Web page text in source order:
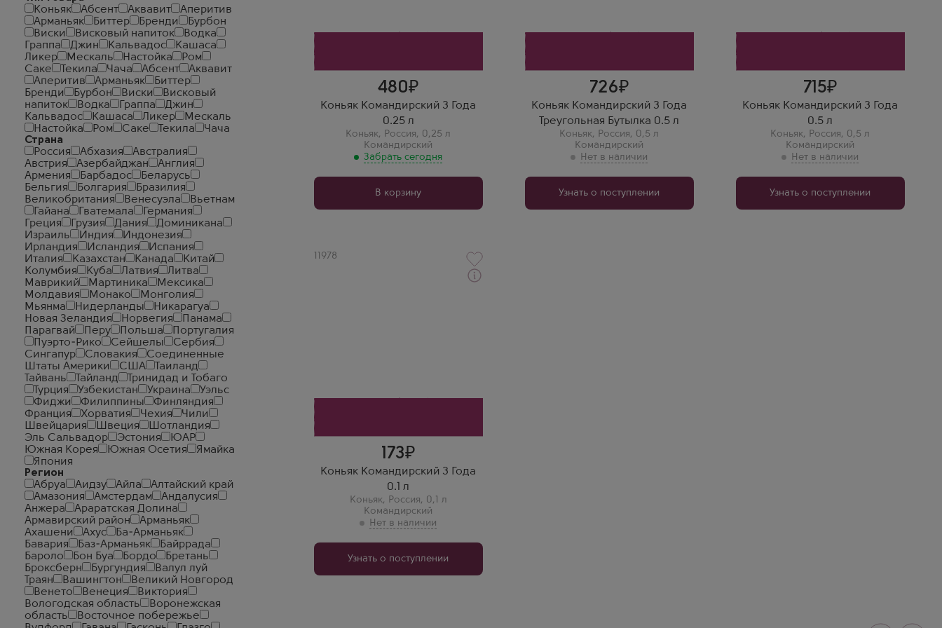
Коньяк
Абсент Аквавит
Аперитив
Арманьяк
Биттер Бренди
Бурбон
Виски
Висковый напиток
Водка
Граппа
Джин Кальвадос
Кашаса
Ликер
Мескаль Настойка
Ром
Саке
Текила Чача Абсент
Аквавит
Аперитив
Арманьяк
Биттер
Бренди
Бурбон Виски
Висковый
напиток
Водка Граппа
Джин
Кальвадос
Кашаса Ликер
Мескаль
Настойка
Ром Саке Текила
Чача
Страна
Россия
Абхазия
Австралия
Австрия
Азербайджан
Англия
Армения
Барбадос
Беларусь
Бельгия
Болгария
Бразилия
Великобритания
Венесуэла
Вьетнам
Гайана
Гватемала
Германия
Греция
Грузия Дания
Доминикана
Израиль
Индия
Индонезия
Ирландия
Исландия
Испания
Италия
Казахстан Канада
Китай
Колумбия
Куба Латвия
Литва
Маврикий
Мартиника
Мексика
Молдавия
Монако
Монголия
Мьянма
Нидерланды
Никарагуа
Новая Зеландия
Норвегия
Панама
Парагвай
Перу Польша
Португалия
Пуэрто-Рико
Сейшелы
Сербия
Сингапур
Словакия
Соединенные
Штаты Америки
США
Таиланд
Тайвань
Тайланд
Тринидад и Тобаго
Турция
Узбекистан Украина
Уэльс
Фиджи
Филиппины
Финляндия
Франция
Хорватия Чехия
Чили
Швейцария
Швеция
Шотландия
Эль Сальвадор
Эстония
ЮАР
Южная Корея
Южная Осетия
Ямайка
Япония
Регион
Абруа
Аидзу Айла
Алтайский край
Амазония
Амстердам
Андалусия
Анжера
Араратская Долина
Армавирский район
Арманьяк
Ахашени
Ахус
Ба-Арманьяк
Бавария
Баз-Арманьяк
Байррада
Бароло
Бон Буа Бордо
Бретань
Броксберн
Бургундия
Валул луй
Траян
Вашингтон
Великий Новгород
Венето
Венеция
Виктория
Вологодская область
Воронежская
область
Восточное побережье
480
Коньяк Командирский 3 Года
0.25 л
Коньяк, Россия, 0,25 л
Командирский
Забрать сегодня
Командирский 0.25 —
В корзину
726
Коньяк Командирский 3 Года
Треугольная Бутылка 0.5 л
Коньяк, Россия, 0,5 л
Командирский
Леонид Фролов
Коньяк внутри тоже не
Узнать о поступлении
715
Коньяк Командирский 3 Года
0.5 л
Коньяк, Россия, 0,5 л
Командирский
Узнать о поступлении
Артикул
11978
173
Коньяк Командирский 3 Года
0.1 л
Коньяк, Россия, 0,1 л
Командирский
Узнать о поступлении